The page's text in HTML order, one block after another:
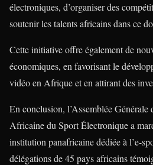
électroniques, d’organiser des
soutenir les talents africains dans ce
Cette initiative offre également de
économiques, en favorisant le
vidéo en Afrique et en attirant des
En conclusion, l’Assemblée Générale
Africaine du Sport Électronique a
institution panafricaine dédiée à l’e-
délégations de 45 pays africains